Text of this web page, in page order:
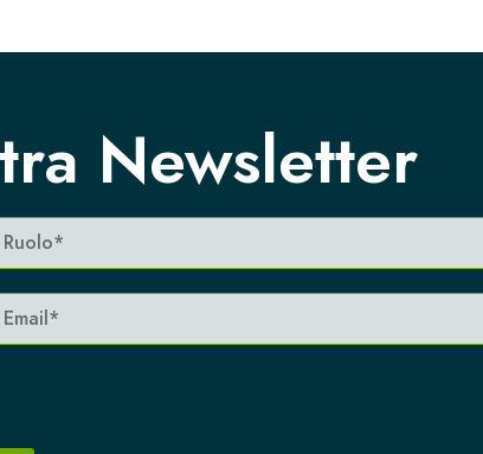
Newsletter